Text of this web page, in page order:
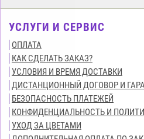
УСЛУГИ И СЕРВИС
ОПЛАТА
КАК СДЕЛАТЬ ЗАКАЗ?
УСЛОВИЯ И ВРЕМЯ ДОСТАВКИ
ДИСТАНЦИОННЫЙ ДОГОВОР И
БЕЗОПАСНОСТЬ ПЛАТЕЖЕЙ
КОНФИДЕНЦИАЛЬНОСТЬ И
УХОД ЗА ЦВЕТАМИ